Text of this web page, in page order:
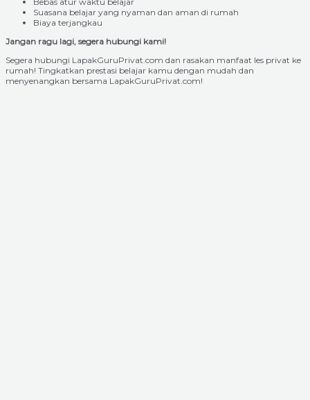
Suasana belajar yang nyaman dan aman di rumah
Biaya terjangkau
Jangan ragu lagi, segera hubungi kami!
Segera hubungi LapakGuruPrivat.com dan rasakan manfaat les privat ke
rumah! Tingkatkan prestasi belajar kamu dengan mudah dan
menyenangkan bersama LapakGuruPrivat.com!